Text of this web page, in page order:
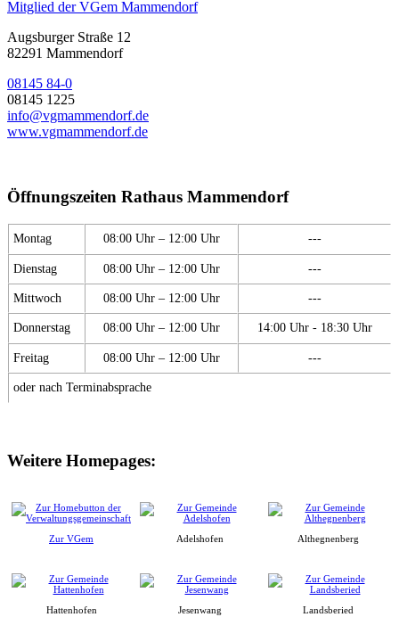
Mitglied der VGem Mammendorf
Augsburger Straße 12
82291 Mammendorf
08145 84-0
08145 1225
info@vgmammendorf.de
www.vgmammendorf.de
Öffnungszeiten Rathaus Mammendorf
Montag 08:00 Uhr – 12:00 Uhr ---
Dienstag 08:00 Uhr – 12:00 Uhr ---
Mittwoch 08:00 Uhr – 12:00 Uhr ---
Donnerstag 08:00 Uhr – 12:00 Uhr 14:00 Uhr - 18:30 Uhr
Freitag 08:00 Uhr – 12:00 Uhr ---
oder nach Terminabsprache
Weitere Homepages:
Zur VGem Adelshofen Althegnenberg
Hattenhofen Jesenwang Landsberied